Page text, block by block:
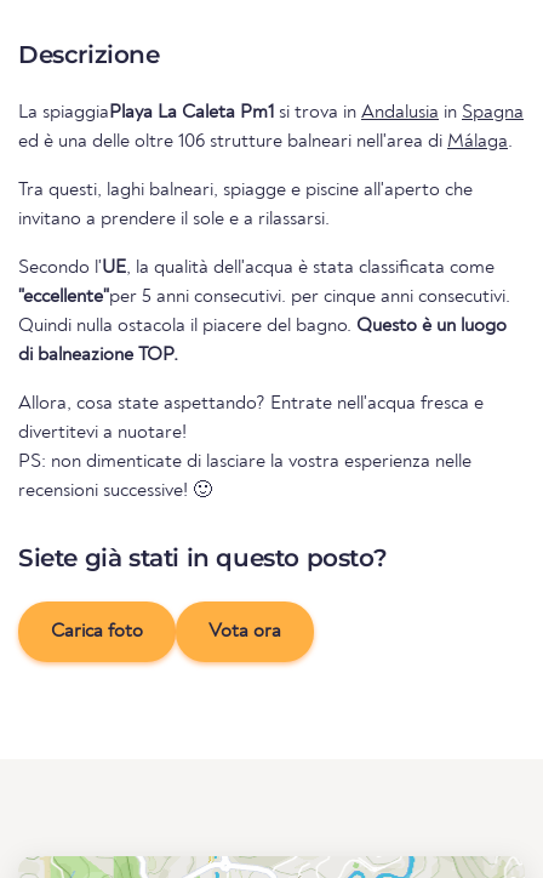
Descrizione
La spiaggia Playa La Caleta Pm1 si trova in Andalusia in Spagna
ed è una delle oltre 106 strutture balneari nell'area di Málaga.
Tra questi, laghi balneari, spiagge e piscine all'aperto che
invitano a prendere il sole e a rilassarsi.
Secondo l'UE, la qualità dell'acqua è stata classificata come
"eccellente"per 5 anni consecutivi. per cinque anni consecutivi.
Quindi nulla ostacola il piacere del bagno. Questo è un luogo
di balneazione TOP.
Allora, cosa state aspettando? Entrate nell'acqua fresca e
divertitevi a nuotare!
PS: non dimenticate di lasciare la vostra esperienza nelle
recensioni successive! 🙂
Siete già stati in questo posto?
Carica foto Vota ora